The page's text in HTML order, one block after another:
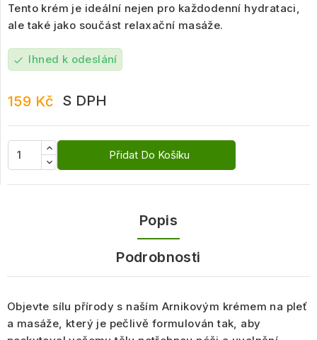
Tento krém je ideální nejen pro každodenní hydrataci,
ale také jako součást relaxační masáže.
check Ihned k odeslání
159 Kč S DPH
Přidat Do Košíku
Popis
Podrobnosti
Objevte sílu přírody s naším Arnikovým krémem na pleť
a masáže, který je pečlivě formulován tak, aby